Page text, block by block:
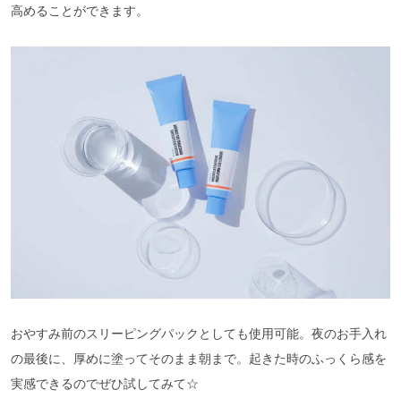
高めることができます。
おやすみ前のスリーピングパックとしても使用可能。夜のお手入れ
の最後に、厚めに塗ってそのまま朝まで。起きた時のふっくら感を
実感できるのでぜひ試してみて☆